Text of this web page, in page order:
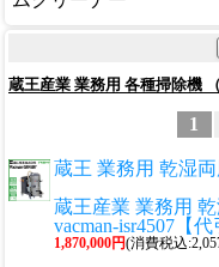
蔵王産業 業務用 各種掃除機
1
蔵王 業務用 乾湿
蔵王産業 業務用
vacman-isr4507【
1,870,000円(消費税込